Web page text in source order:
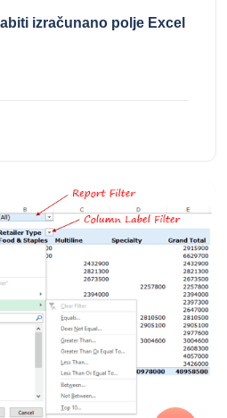
izračunano polje Excel